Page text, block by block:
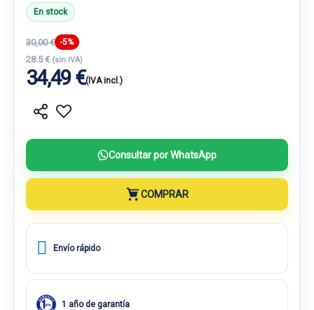
En stock
30,00 € -5%
28.5 € (sin IVA)
34,49 €(IVA incl.)
Consultar por WhatsApp
COMPRAR
Envío rápido
1 año de garantía